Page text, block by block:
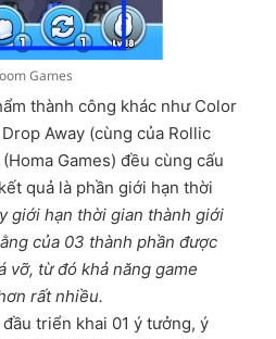
Games
thành công khác như Color
Away (cùng của Rollic
Games) đều cùng cấu
quả là phần giới hạn thời
giới hạn thời gian thành giới
của 03 thành phần được
vỡ, từ đó khả năng game
rất nhiều.
triển khai 01 ý tưởng, ý